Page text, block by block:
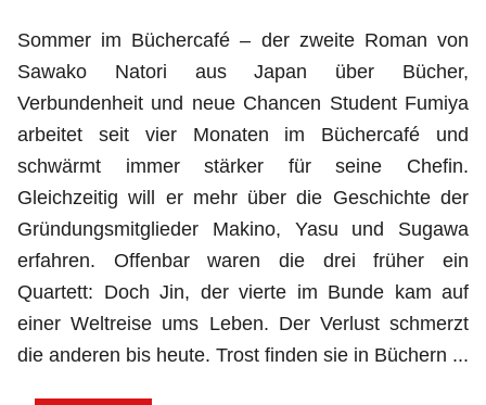
Sommer im Büchercafé – der zweite Roman von
Sawako Natori aus Japan über Bücher,
Verbundenheit und neue Chancen Student Fumiya
arbeitet seit vier Monaten im Büchercafé und
schwärmt immer stärker für seine Chefin.
Gleichzeitig will er mehr über die Geschichte der
Gründungsmitglieder Makino, Yasu und Sugawa
erfahren. Offenbar waren die drei früher ein
Quartett: Doch Jin, der vierte im Bunde kam auf
einer Weltreise ums Leben. Der Verlust schmerzt
die anderen bis heute. Trost finden sie in Büchern ...